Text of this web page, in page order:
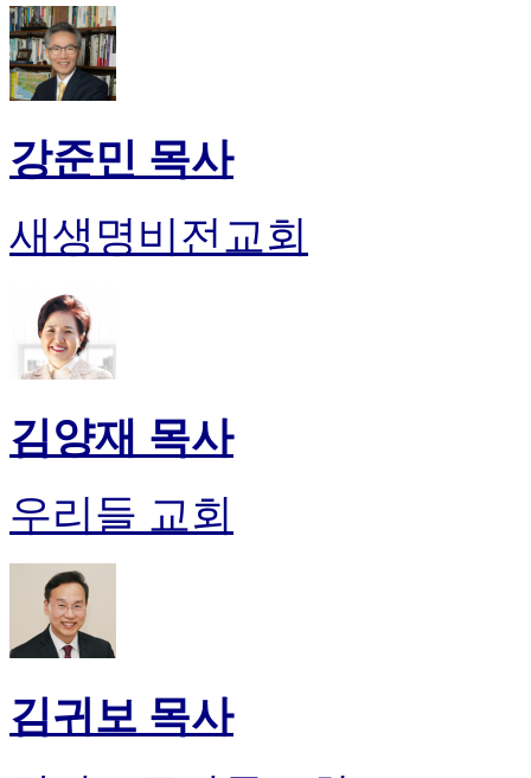
강준민 목사
새생명비전교회
김양재 목사
우리들 교회
김귀보 목사